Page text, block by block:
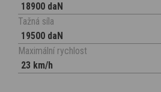
18900 daN
Tažná síla
19500 daN
Maximální rychlost
23 km/h